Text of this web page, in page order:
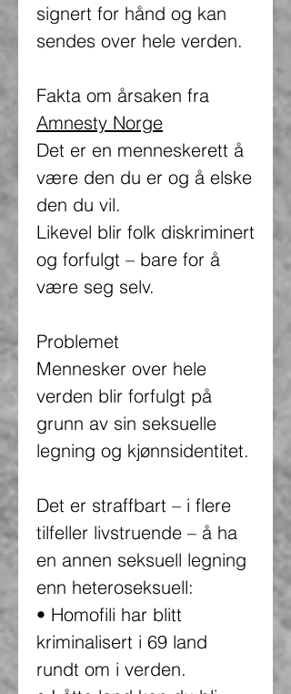
signert for hånd og kan
sendes over hele verden.
Fakta om årsaken fra
Amnesty Norge
Det er en menneskerett å
være den du er og å elske
den du vil.
Likevel blir folk diskriminert
og forfulgt – bare for å
være seg selv.
Problemet
Mennesker over hele
verden blir forfulgt på
grunn av sin seksuelle
legning og kjønnsidentitet.
Det er straffbart – i flere
tilfeller livstruende – å ha
en annen seksuell legning
enn heteroseksuell:
• Homofili har blitt
kriminalisert i 69 land
rundt om i verden.